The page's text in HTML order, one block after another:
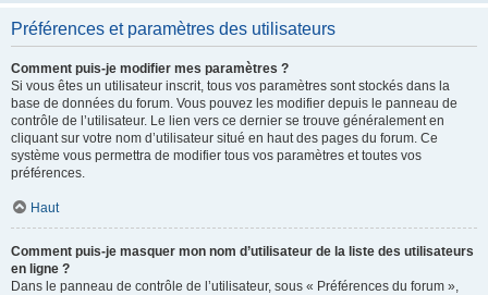
Préférences et paramètres des utilisateurs
Comment puis-je modifier mes paramètres ?
Si vous êtes un utilisateur inscrit, tous vos paramètres sont stockés dans la
base de données du forum. Vous pouvez les modifier depuis le panneau de
contrôle de l’utilisateur. Le lien vers ce dernier se trouve généralement en
cliquant sur votre nom d’utilisateur situé en haut des pages du forum. Ce
système vous permettra de modifier tous vos paramètres et toutes vos
préférences.
Haut
Comment puis-je masquer mon nom d’utilisateur de la liste des utilisateurs
en ligne ?
Dans le panneau de contrôle de l’utilisateur, sous « Préférences du forum »,